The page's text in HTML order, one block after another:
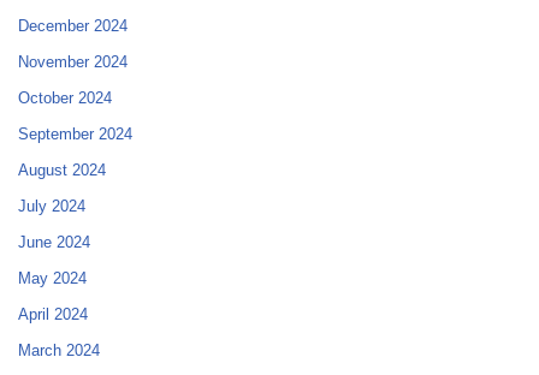
December 2024
November 2024
October 2024
September 2024
August 2024
July 2024
June 2024
May 2024
April 2024
March 2024